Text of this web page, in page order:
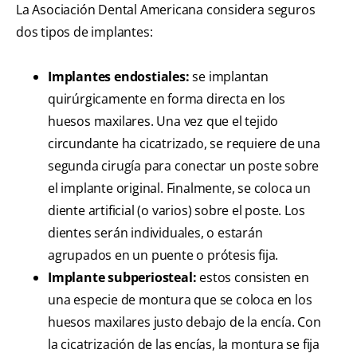
La Asociación Dental Americana considera seguros
dos tipos de implantes:
Implantes endostiales:se implantan
quirúrgicamente en forma directa en los
huesos maxilares. Una vez que el tejido
circundante ha cicatrizado, se requiere de una
segunda cirugía para conectar un poste sobre
el implante original. Finalmente, se coloca un
diente artificial (o varios) sobre el poste. Los
dientes serán individuales, o estarán
agrupados en un puente o prótesis fija.
Implante subperiosteal: estos consisten en
una especie de montura que se coloca en los
huesos maxilares justo debajo de la encía. Con
la cicatrización de las encías, la montura se fija